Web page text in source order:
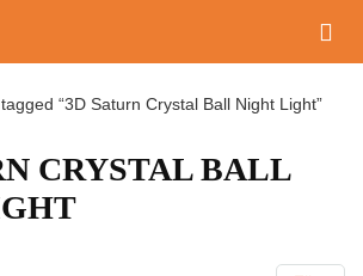
“3D Saturn Crystal Ball Night Light”
CRYSTAL BALL